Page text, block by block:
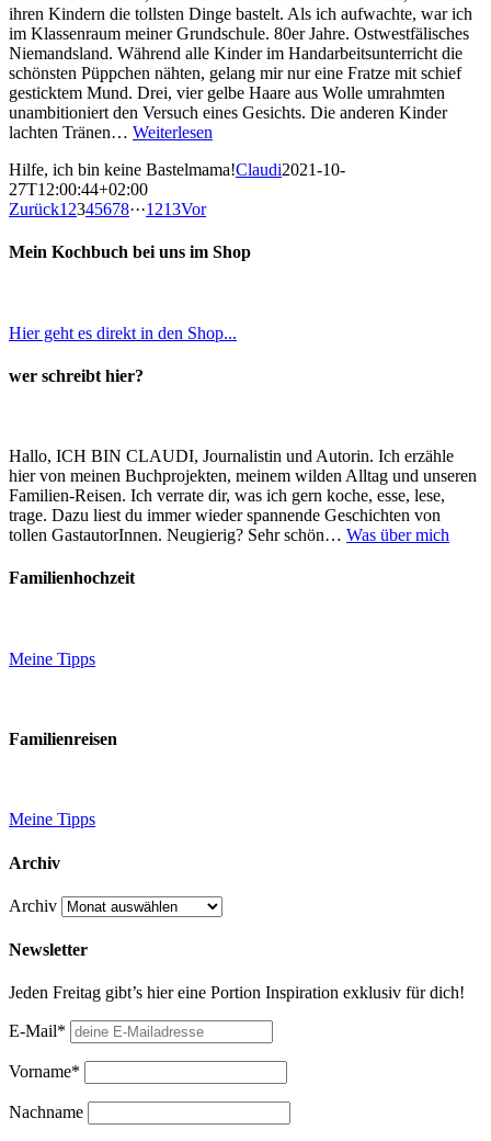
ihren Kindern die tollsten Dinge bastelt. Als ich aufwachte, war ich
im Klassenraum meiner Grundschule. 80er Jahre. Ostwestfälisches
Niemandsland. Während alle Kinder im Handarbeitsunterricht die
schönsten Püppchen nähten, gelang mir nur eine Fratze mit schief
gesticktem Mund. Drei, vier gelbe Haare aus Wolle umrahmten
unambitioniert den Versuch eines Gesichts. Die anderen Kinder
lachten Tränen… Weiterlesen
Hilfe, ich bin keine Bastelmama!Claudi2021-10-
27T12:00:44+02:00
Zurück1 2345678···1213Vor
Mein Kochbuch bei uns im Shop
Hier geht es direkt in den Shop...
wer schreibt hier?
Hallo, ICH BIN CLAUDI, Journalistin und Autorin. Ich erzähle
hier von meinen Buchprojekten, meinem wilden Alltag und unseren
Familien-Reisen. Ich verrate dir, was ich gern koche, esse, lese,
trage. Dazu liest du immer wieder spannende Geschichten von
tollen GastautorInnen. Neugierig? Sehr schön… Was über mich
Familienhochzeit
Meine Tipps
Familienreisen
Meine Tipps
Archiv
Archiv
Newsletter
Jeden Freitag gibt’s hier eine Portion Inspiration exklusiv für dich!
E-Mail*
Vorname*
Nachname